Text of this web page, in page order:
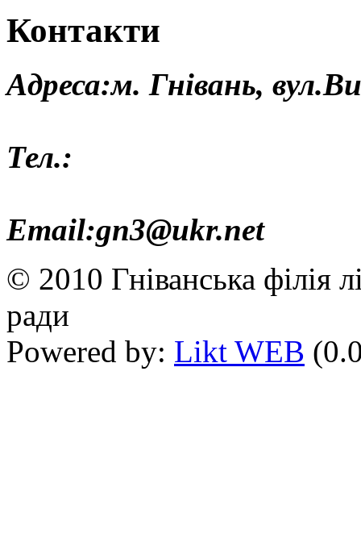
Контакти
Адреса:м. Гнівань,
Тел.:
Email:gn3@ukr.net
© 2010 Гніванська філія
ради
Powered by: Likt WEB